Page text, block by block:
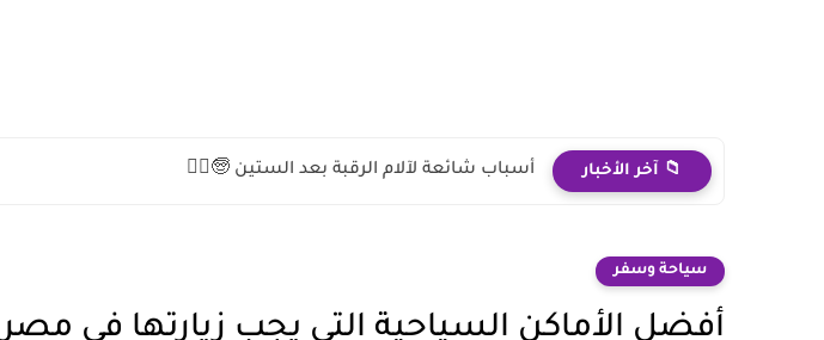
📁 آخر الأخبار أسباب شائعة لآلام الرقبة بعد الستين 🧓💆‍♂️
سياحة وسفر
أفضل الأماكن السياحية التي يجب زيارتها في مصر